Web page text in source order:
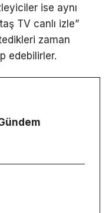
ise aynı
TV canlı izle”
zaman
edebilirler.